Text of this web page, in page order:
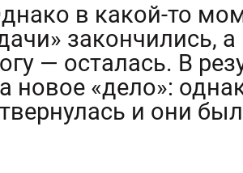
в какой-то
закончились,
— осталась. В
новое «дело»:
и они